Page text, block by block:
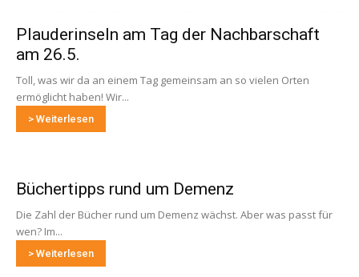
Plauderinseln am Tag der Nachbarschaft
am 26.5.
Toll, was wir da an einem Tag gemeinsam an so vielen Orten
ermöglicht haben! Wir...
> Weiterlesen
Büchertipps rund um Demenz
Die Zahl der Bücher rund um Demenz wächst. Aber was passt für
wen? Im...
> Weiterlesen